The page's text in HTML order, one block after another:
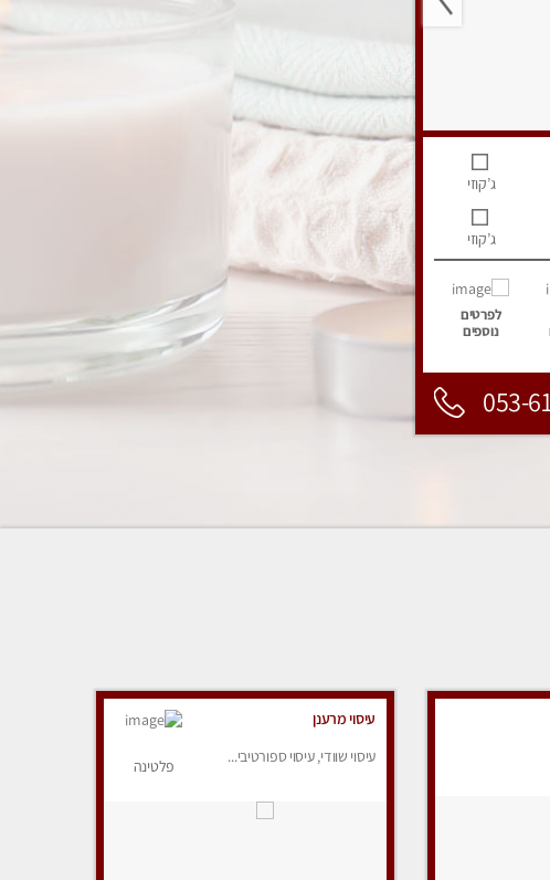
ג’קוזי
ג’קוזי
לפרטים
נוספים
עיסוי מרענן
עיסוי שוודי, עיסוי ספורטיבי...
פלטינה